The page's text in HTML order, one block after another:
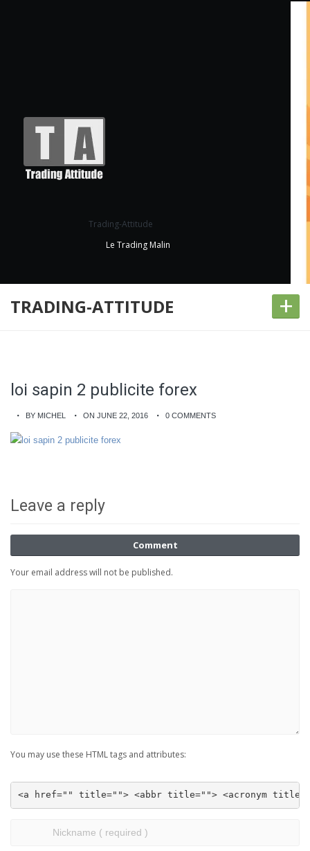
Trading-Attitude
Le Trading Malin
TRADING-ATTITUDE +
loi sapin 2 publicite forex
BY MICHEL ON JUNE 22, 2016 0 COMMENTS
Leave a reply
Comment
Your email address will not be published.
You may use these HTML tags and attributes:
<a href="" title=""> <abbr title=""> <acronym